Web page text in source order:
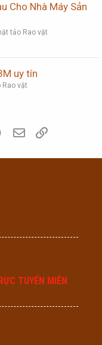
Cho Nhà Máy Sản
tảo Rao vặt
uy tín
Rao vặt
WhatsApp
Email
TUYẾN MIỄN